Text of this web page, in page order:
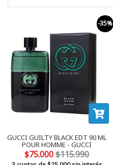
-35%
GUCCI GUILTY BLACK EDT 90 ML
POUR HOMME - GUCCI
$75.000$115.990